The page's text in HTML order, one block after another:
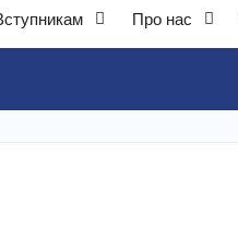
Про нас